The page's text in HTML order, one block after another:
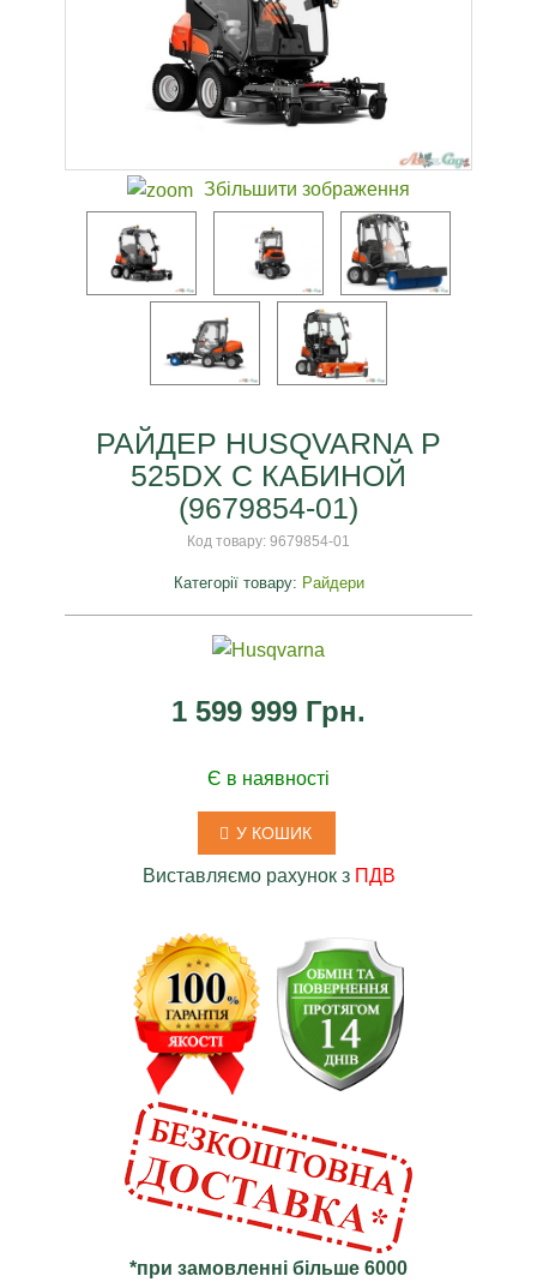
Збільшити зображення
РАЙДЕР HUSQVARNA P
525DX С КАБИНОЙ
(9679854-01)
Код товару: 9679854-01
Категорії товару: Райдери
1 599 999 Грн.
Є в наявності
У КОШИК
Виставляємо рахунок з ПДВ
*при замовленні більше 6000